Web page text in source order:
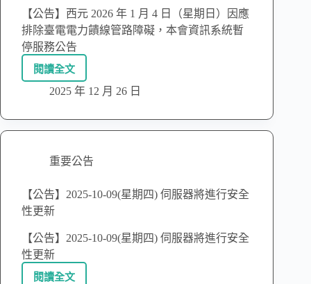
【公告】西元 2026 年 1 月 4 日（星期日）因應
排除臺電電力饋線管路障礙，本會資訊系統暫
停服務公告
閱讀全文
2025 年 12 月 26 日
重要公告
【公告】2025-10-09(星期四) 伺服器將進行安全
性更新
【公告】2025-10-09(星期四) 伺服器將進行安全
性更新
閱讀全文